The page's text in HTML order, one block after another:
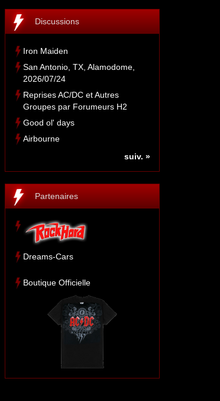
Discussions
Iron Maiden
San Antonio, TX, Alamodome,
2026/07/24
Reprises AC/DC et Autres
Groupes par Forumeurs H2
Good ol' days
Airbourne
suiv. »
Partenaires
Dreams-Cars
Boutique Officielle